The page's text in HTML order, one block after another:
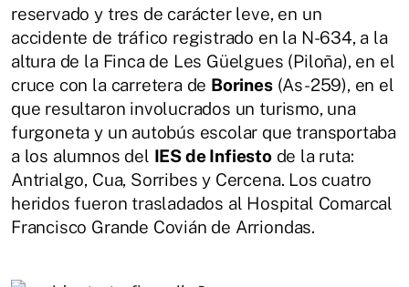
reservado y tres de carácter leve, en un
accidente de tráfico registrado en la N-634, a la
altura de la Finca de Les Güelgues (Piloña), en el
cruce con la carretera de Borines(As-259), en el
que resultaron involucrados un turismo, una
furgoneta y un autobús escolar que transportaba
a los alumnos del IES de Infiestode la ruta:
Antrialgo, Cua, Sorribes y Cercena. Los cuatro
heridos fueron trasladados al Hospital Comarcal
Francisco Grande Covián de Arriondas.